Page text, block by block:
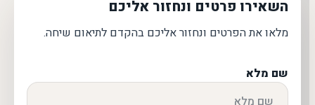
השאירו פרטים ונחזור אליכם
מלאו את הפרטים ונחזור אליכם בהקדם לתיאום שיחה.
שם מלא